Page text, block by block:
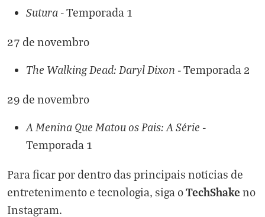
Sutura - Temporada 1
27 de novembro
The Walking Dead: Daryl Dixon - Temporada 2
29 de novembro
A Menina Que Matou os Pais: A Série -
Temporada 1
Para ficar por dentro das principais notícias de
entretenimento e tecnologia, siga oTechShake no
Instagram.